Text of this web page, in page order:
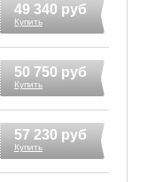
49 340 руб
Купить
50 750 руб
Купить
57 230 руб
Купить